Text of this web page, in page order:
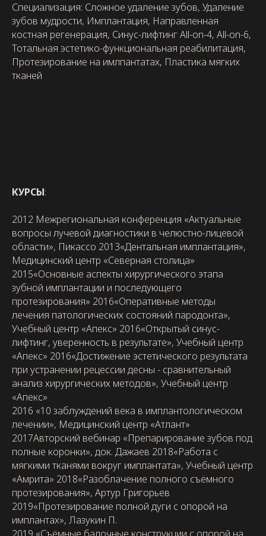
Специализация: Сложное удаление зубов, Удаление
зубов мудрости, Имплантация, Направленная
костная регенерация, Синус-лифтинг All-on-4, All-on-6,
Тотальная эстетико-функциональная реабилитация,
Протезирование на имлпантатах, Пластика мягких
тканей
КУРСЫ:
2012 Межрегиональная конференция «Актуальные
вопросы лучевой диагностики в челюстно-лицевой
области», Пикассо 2013«Дентальная имплантация»,
Медицинский центр «Северная столица»
2015«Основные аспекты хирургического этапа
зубной имплантации и последующего
протезирования» 2016«Оперативные методы
лечения патологических состояний пародонта»,
Учебный центр «Апекс» 2016«Открытый синус-
лифтинг, уверенность в результате», Учебный центр
«Апекс» 2016«Достижение эстетического результата
при устранении рецессии десны - сравнительный
анализ хирургических методов», Учебный центр
«Апекс»
2016 «10 заблуждений века в имплантологическом
лечении», Медицинский центр «Атлант»
2017Авторский вебинар «Препарирование зубов под
полные коронки», док. Дажаев 2018«Работа с
мягкими тканями вокруг имплантата», Учебный центр
«Амрита» 2018«Разоблачение полного съёмного
протезирования», Артур Григорьев
2019«Протезирование полной дуги с опорой на
имплантах», Лазукин П.